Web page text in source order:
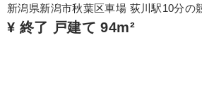
新潟県新潟市秋葉区車場 荻川駅10分の
¥ 終了 戸建て 94m²